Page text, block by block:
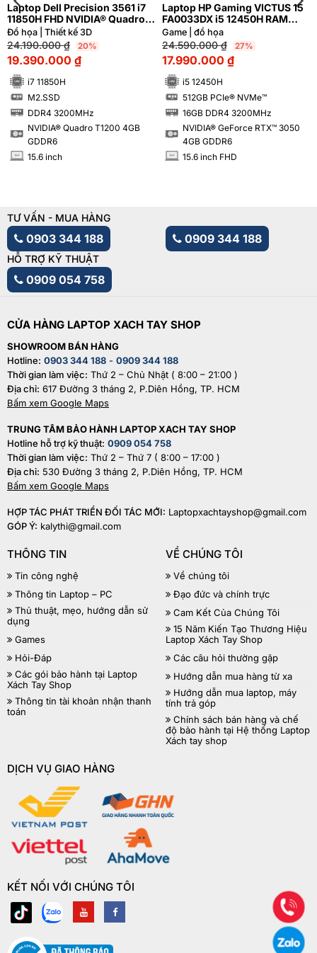
Laptop Dell Precision 3561 i7
11850H FHD NVIDIA® Quadro
T1200 4GB
Đồ họa | Thiết kế 3D
24.190.000₫ 20%
19.390.000 ₫
i7 11850H
SSD M2.SSD
DDR4 3200MHz
NVIDIA® Quadro T1200 4GB
GDDR6
INCH 15.6 inch
Laptop HP Gaming VICTUS 15
FA0033DX i5 12450H RAM
16GB M2.SSD 512GB FHD
NVIDIA® GeForce RTX™ 3050
4GB
Game | đồ họa
24.590.000₫ 27%
17.990.000 ₫
i5 12450H
SSD 512GB PCIe® NVMe™
16GB DDR4 3200MHz
NVIDIA® GeForce RTX™ 3050
4GB GDDR6
INCH 15.6 inch FHD
TƯ VẤN - MUA HÀNG
0903 344 188 0909 344 188
HỖ TRỢ KỸ THUẬT
0909 054 758
CỬA HÀNG LAPTOP XACH TAY SHOP
SHOWROOM BÁN HÀNG
Hotline: 0903 344 188 - 0909 344 188
Thời gian làm việc: Thứ 2 – Chủ Nhật ( 8:00 – 21:00 )
Địa chỉ: 617 Đường 3 tháng 2, P.Diên Hồng, TP. HCM
Bấm xem Google Maps
TRUNG TÂM BẢO HÀNH LAPTOP XACH TAY SHOP
Hotline hỗ trợ kỹ thuật: 0909 054 758
Thời gian làm việc: Thứ 2 – Thứ 7 ( 8:00 – 17:00 )
Địa chỉ: 530 Đường 3 tháng 2, P.Diên Hồng, TP. HCM
Bấm xem Google Maps
HỢP TÁC PHÁT TRIỂN ĐỐI TÁC MỚI: Laptopxachtayshop@gmail.com
GÓP Ý: kalythi@gmail.com
THÔNG TIN
Tin công nghệ
Thông tin Laptop – PC
Thủ thuật, mẹo, hướng dẫn sử
dụng
Games
Hỏi-Đáp
Các gói bảo hành tại Laptop
Xách Tay Shop
Thông tin tài khoản nhận thanh
toán
VỀ CHÚNG TÔI
Về chúng tôi
Đạo đức và chính trực
Cam Kết Của Chúng Tôi
15 Năm Kiến Tạo Thương Hiệu
Laptop Xách Tay Shop
Các câu hỏi thường gặp
Hướng dẫn mua hàng từ xa
Hướng dẫn mua laptop, máy
tính trả góp
Chính sách bán hàng và chế
độ bảo hành tại Hệ thống Laptop
Xách tay shop
DỊCH VỤ GIAO HÀNG
KẾT NỐI VỚI CHÚNG TÔI